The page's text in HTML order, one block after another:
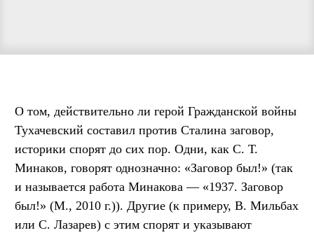
О том, действительно ли герой Гражданской войны
Тухачевский составил против Сталина заговор,
историки спорят до сих пор. Одни, как С. Т.
Минаков, говорят однозначно: «Заговор был!» (так
и называется работа Минакова — «1937. Заговор
был!» (М., 2010 г.)). Другие (к примеру, В. Мильбах
или С. Лазарев) с этим спорят и указывают